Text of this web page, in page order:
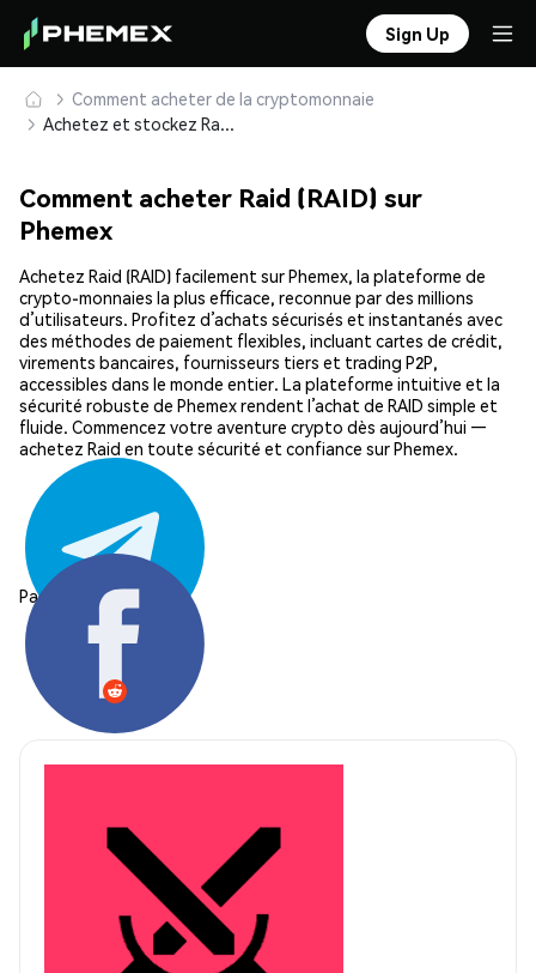
Sign Up
Comment acheter de la cryptomonnaie
Achetez et stockez Raid (RAID) en toute sécurité
Comment acheter Raid (RAID) sur
Phemex
Achetez Raid (RAID) facilement sur Phemex, la plateforme de
crypto-monnaies la plus efficace, reconnue par des millions
d’utilisateurs. Profitez d’achats sécurisés et instantanés avec
des méthodes de paiement flexibles, incluant cartes de crédit,
virements bancaires, fournisseurs tiers et trading P2P,
accessibles dans le monde entier. La plateforme intuitive et la
sécurité robuste de Phemex rendent l’achat de RAID simple et
fluide. Commencez votre aventure crypto dès aujourd’hui —
achetez Raid en toute sécurité et confiance sur Phemex.
Partager: